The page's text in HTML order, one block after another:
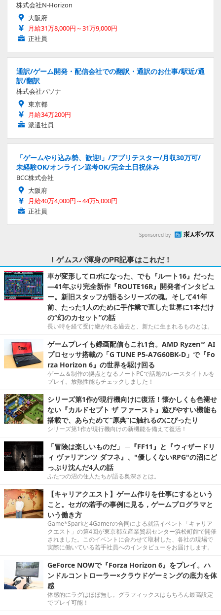
株式会社N-Horizon
大阪府
月給31万8,000円～31万9,000円
正社員
通訳/ゲーム開発・配信会社での翻訳・通訳のお仕事/駅近/通
訳/翻訳
株式会社パソナ
東京都
月給34万200円
派遣社員
「ゲームやり込み勢、歓迎!」/アプリテスター/月収30万可/
未経験OK/オンライン選考OK/完全土日祝休み
BCC株式会社
大阪府
月給40万4,000円～44万5,000円
正社員
Sponsored by
！ゲムスパ渾身のPR記事はこれだ！
車が変形してロボになった、でも『ルート16』だった
―41年ぶり完全新作『ROUTE16R』開発者インタビュ
ー。新旧スタッフが語るシリーズの魂。そして41年
前、たった1人のために手作業で直した世界に1本だけ
の“幻のカセット”の話
長い時を経て受け継がれる過去と、新たに生まれるものとは。
ゲームプレイも録画配信もこれ1台。AMD Ryzen™ AI
プロセッサ搭載の「G TUNE P5-A7G60BK-D」で『Fo
rza Horizon 6』の世界を駆け回る
ゲーム＆制作の拠点となるノートPCで話題のレースタイトルを
プレイ。放熱性能もチェックしました！
シリーズ第1作が現行機向けに復活！懐かしくも色褪せ
ない『カルドセプト ザ ファースト』遊びやすい機能も
搭載で、あらためて“原典”に触れるのにぴったり
シリーズ第1作が現行機向けの新機能を備えて復活！
「冒険は楽しいものだ」 ─『FF11』と『ウィザードリ
ィ ヴァリアンツ ダフネ』、"優しくないRPG"の沼にど
っぷり沈んだ4人の話
ふたつの沼の住人たちが語る奥深さとは。
【キャリアクエスト】ゲーム作りを仕事にするという
こと。セガの若手の事例に見る，ゲームプログラマと
いう働き方
Game*Sparkと4Gamerの合同による就活イベント「キャリア
クエスト」の第4回が東京都立産業貿易センター浜松町館で開催
されました。このイベントに合わせて取材した、各社の現場で
実際に働いている若手社員へのインタビューをお届けします。
GeForce NOWで『Forza Horizon 6』をプレイ。ハ
ンドルコントローラー×クラウドゲーミングの底力を体
感
体感的にラグはほぼ無し。グラフィックスはもちろん最高設定
でプレイ可能！